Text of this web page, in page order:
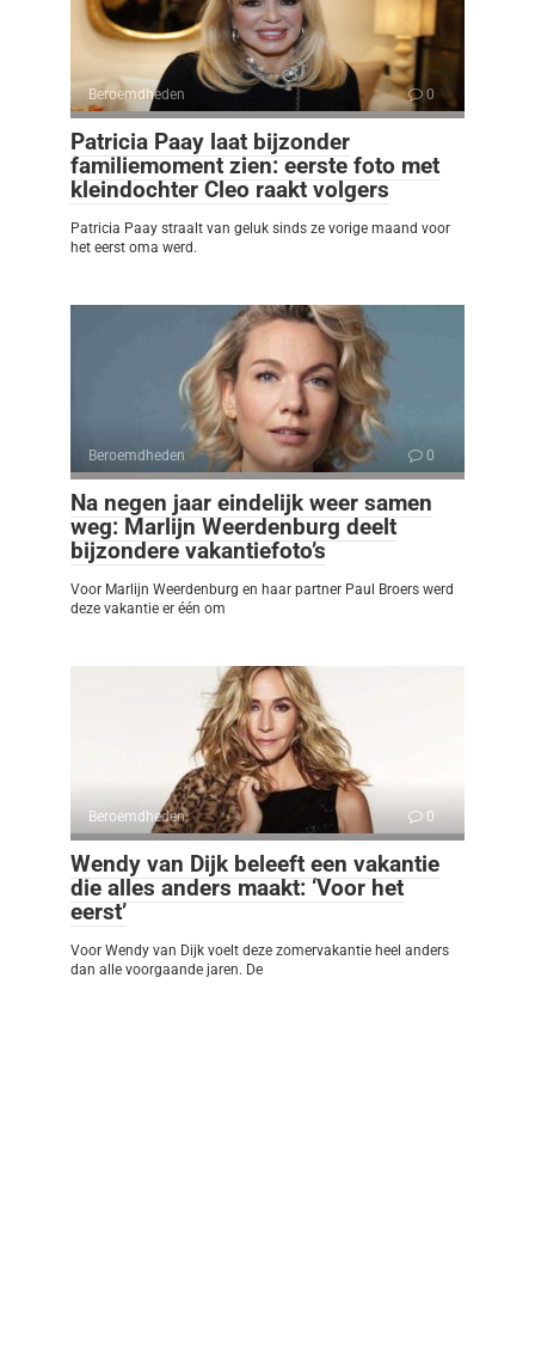
Beroemdheden 0
Patricia Paay laat bijzonder
familiemoment zien: eerste foto met
kleindochter Cleo raakt volgers
Patricia Paay straalt van geluk sinds ze vorige maand voor
het eerst oma werd.
Beroemdheden 0
Na negen jaar eindelijk weer samen
weg: Marlijn Weerdenburg deelt
bijzondere vakantiefoto’s
Voor Marlijn Weerdenburg en haar partner Paul Broers werd
deze vakantie er één om
Beroemdheden 0
Wendy van Dijk beleeft een vakantie
die alles anders maakt: ‘Voor het
eerst’
Voor Wendy van Dijk voelt deze zomervakantie heel anders
dan alle voorgaande jaren. De